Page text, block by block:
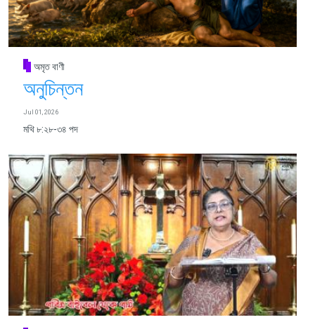
অমৃত বাণী
অনুচিন্তন
Jul 01, 2026
মথি ৮:২৮-৩৪ পদ